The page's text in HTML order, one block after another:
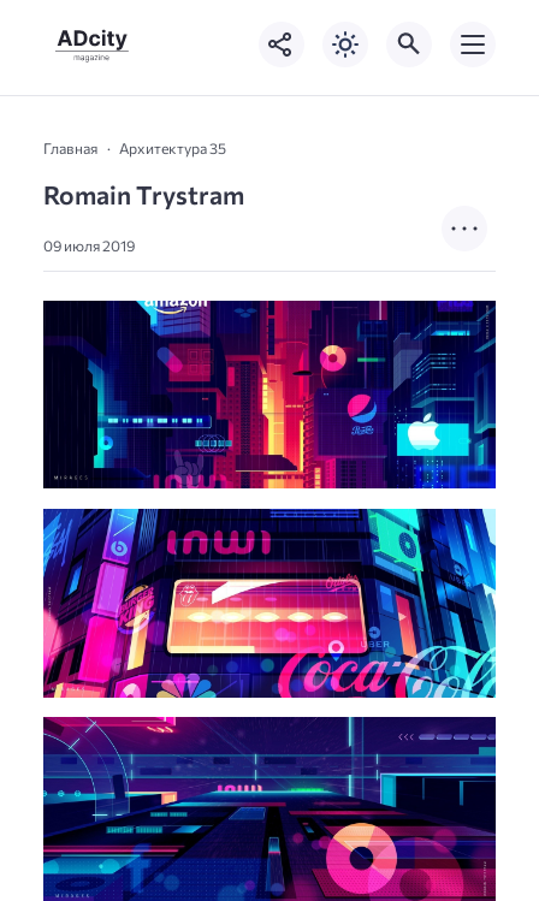
Главная Архитектура 35
Romain Trystram
09 июля 2019